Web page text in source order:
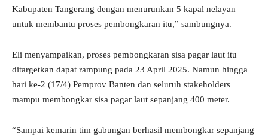
Kabupaten Tangerang dengan menurunkan 5 kapal nelayan
untuk membantu proses pembongkaran itu,” sambungnya.
Eli menyampaikan, proses pembongkaran sisa pagar laut itu
ditargetkan dapat rampung pada 23 April 2025. Namun hingga
hari ke-2 (17/4) Pemprov Banten dan seluruh stakeholders
mampu membongkar sisa pagar laut sepanjang 400 meter.
“Sampai kemarin tim gabungan berhasil membongkar sepanjang